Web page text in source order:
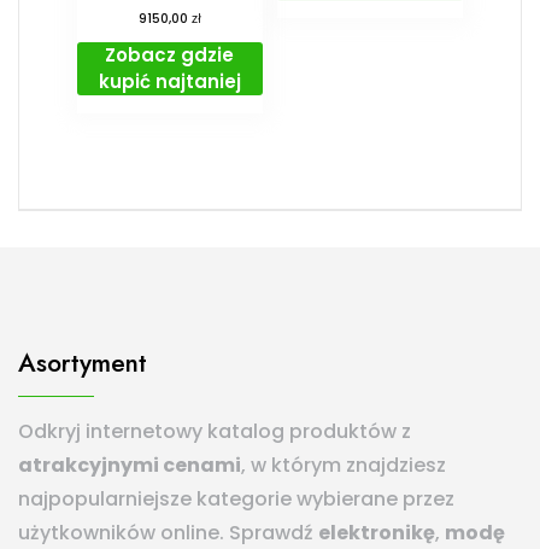
9150,00 zł
Zobacz gdzie
kupić najtaniej
Asortyment
Odkryj internetowy katalog produktów z
atrakcyjnymi cenami, w którym znajdziesz
najpopularniejsze kategorie wybierane przez
użytkowników online. Sprawdź elektronikę, modę